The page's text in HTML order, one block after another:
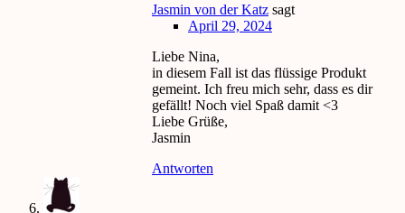
Jasmin von der Katz sagt
April 29, 2024
Liebe Nina,
in diesem Fall ist das flüssige Produkt
gemeint. Ich freu mich sehr, dass es dir
gefällt! Noch viel Spaß damit <3
Liebe Grüße,
Jasmin
Antworten